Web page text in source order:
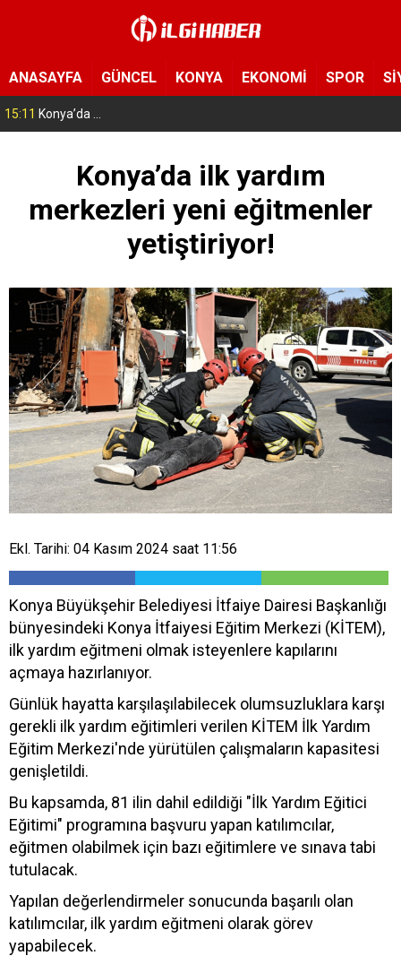
ANASAYFA GÜNCEL KONYA EKONOMİ SPOR
15:11 Konya’da zabıta ve polis sahada! Toplu taşıma araçları tek tek denetleniyor
Konya’da ilk yardım
merkezleri yeni eğitmenler
yetiştiriyor!
Ekl. Tarihi: 04 Kasım 2024 saat 11:56
Konya Büyükşehir Belediyesi İtfaiye Dairesi Başkanlığı
bünyesindeki Konya İtfaiyesi Eğitim Merkezi (KİTEM),
ilk yardım eğitmeni olmak isteyenlere kapılarını
açmaya hazırlanıyor.
Günlük hayatta karşılaşılabilecek olumsuzluklara karşı
gerekli ilk yardım eğitimleri verilen KİTEM İlk Yardım
Eğitim Merkezi'nde yürütülen çalışmaların kapasitesi
genişletildi.
Bu kapsamda, 81 ilin dahil edildiği "İlk Yardım Eğitici
Eğitimi" programına başvuru yapan katılımcılar,
eğitmen olabilmek için bazı eğitimlere ve sınava tabi
tutulacak.
Yapılan değerlendirmeler sonucunda başarılı olan
katılımcılar, ilk yardım eğitmeni olarak görev
yapabilecek.